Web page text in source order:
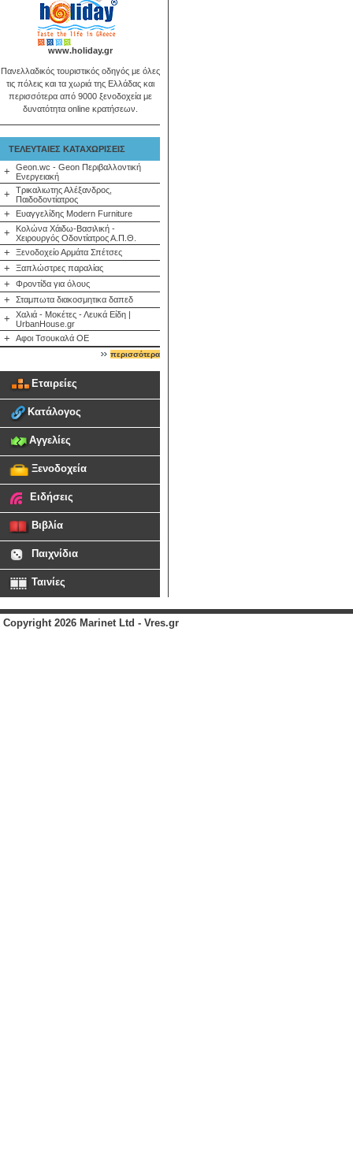
www.holiday.gr
Πανελλαδικός τουριστικός οδηγός με όλες
τις πόλεις και τα χωριά της Ελλάδας και
περισσότερα από 9000 ξενοδοχεία με
δυνατότητα online κρατήσεων.
ΤΕΛΕΥΤΑΙΕΣ ΚΑΤΑΧΩΡΙΣΕΙΣ
+
Geon.wc - Geon Περιβαλλοντική
Ενεργειακή
+
Τρικαλιωτης Αλέξανδρος,
Παιδοδοντίατρος
+ Ευαγγελίδης Modern Furniture
+
Κολώνα Χάιδω-Βασιλική -
Χειρουργός Οδοντίατρος Α.Π.Θ.
+ Ξενοδοχείο Αρμάτα Σπέτσες
+ Ξαπλώστρες παραλίας
+ Φροντίδα για όλους
+ Σταμπωτα διακοσμητικα δαπεδ
+
Χαλιά - Μοκέτες - Λευκά Είδη |
UrbanHouse.gr
+ Αφοι Τσουκαλά ΟΕ
περισσότερα
Εταιρείες
Κατάλογος
Αγγελίες
Ξενοδοχεία
Ειδήσεις
Βιβλία
Παιχνίδια
Ταινίες
Copyright 2026 Marinet Ltd - Vres.gr